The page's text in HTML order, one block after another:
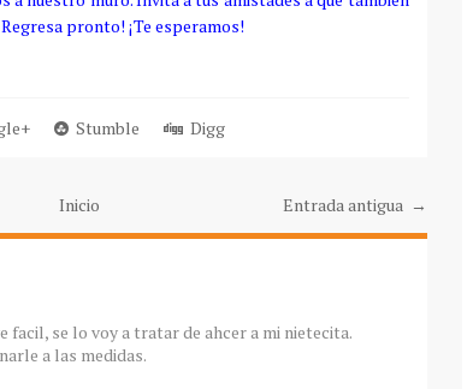
pronto! ¡Te esperamos!
Stumble Digg
Entrada antigua →
Inicio
facil, se lo voy a tratar de ahcer a mi nietecita.
a las medidas.